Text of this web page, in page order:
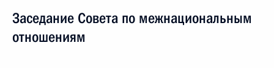
Заседание Совета по межнациональным
отношениям